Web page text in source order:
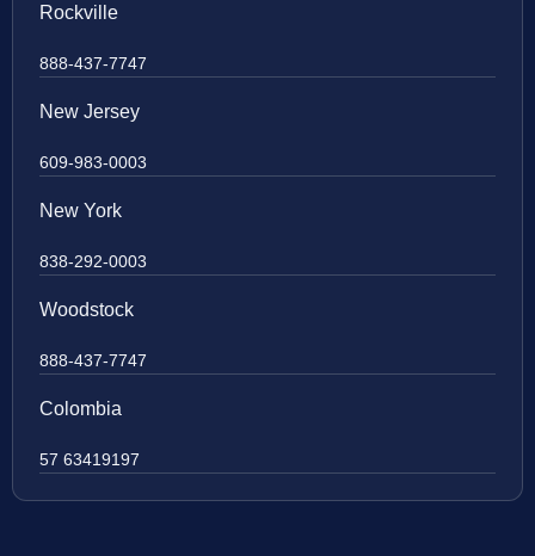
Rockville
888-437-7747
New Jersey
609-983-0003
New York
838-292-0003
Woodstock
888-437-7747
Colombia
57 63419197